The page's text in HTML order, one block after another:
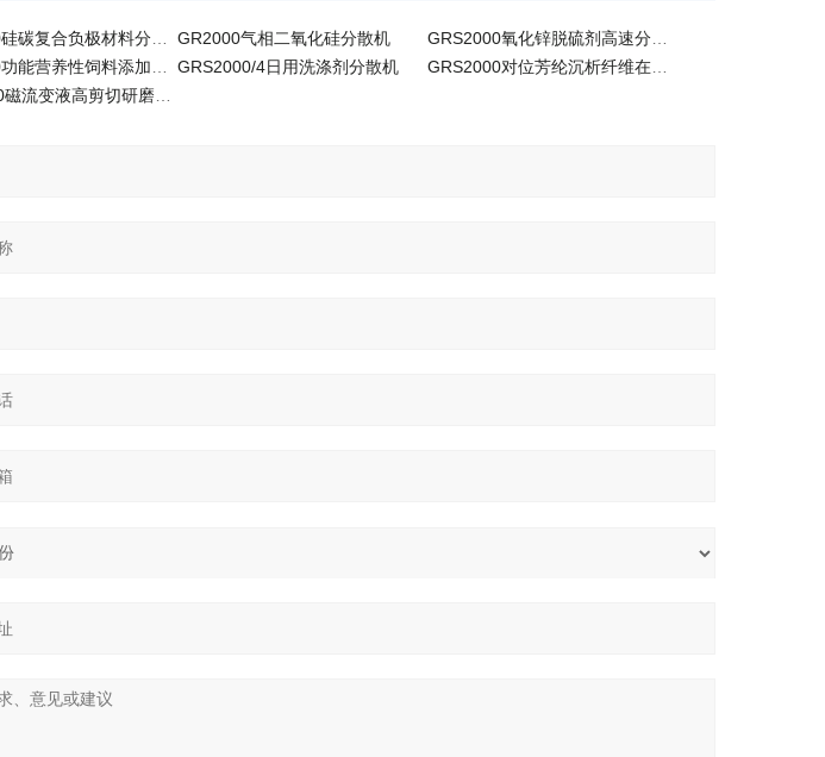
GR2000气相二氧化硅分散机
GRS2000/4日用洗涤剂分散机